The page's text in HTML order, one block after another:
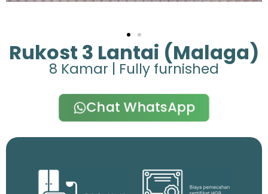
Rukost 3 Lantai (Malaga)
8 Kamar | Fully furnished
Chat WhatsApp